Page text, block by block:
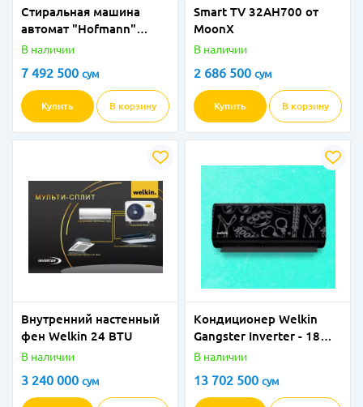
Стиральная машина
автомат "Hofmann"
WМ914SDG/HF (Серая) 9
В наличии
7 492 500 сум
Купить В корзину
Smart TV 32AH700 от
MoonX
В наличии
2 686 500 сум
Купить В корзину
Внутренний настенный
фен Welkin 24 BTU
В наличии
3 240 000 сум
Кондиционер Welkin
Gangster Inverter - 18
BTU
В наличии
13 702 500 сум